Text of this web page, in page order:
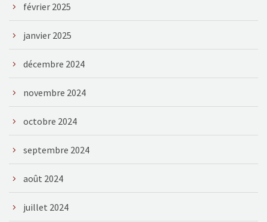
février 2025
janvier 2025
décembre 2024
novembre 2024
octobre 2024
septembre 2024
août 2024
juillet 2024